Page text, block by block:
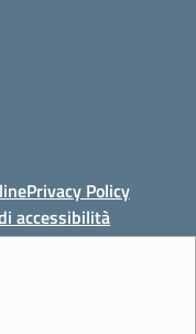
Privacy Policy
accessibilità